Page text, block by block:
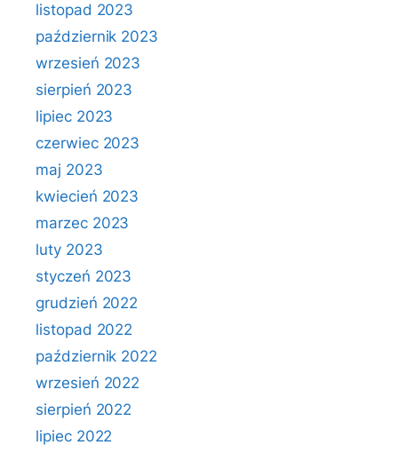
listopad 2023
październik 2023
wrzesień 2023
sierpień 2023
lipiec 2023
czerwiec 2023
maj 2023
kwiecień 2023
marzec 2023
luty 2023
styczeń 2023
grudzień 2022
listopad 2022
październik 2022
wrzesień 2022
sierpień 2022
lipiec 2022